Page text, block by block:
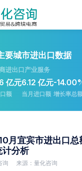
要城市进出口数据
进出口产业服务
亿元
额
6.12 亿元
当月进口额
-
增长率总
月宜宾市进出口总
计分析
询 来源：量化咨询